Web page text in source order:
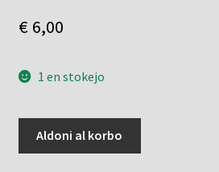
€6,00
1 en stokejo
Aldoni al korbo